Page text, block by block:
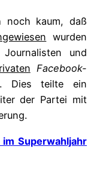
noch kaum, daß
wurden
und
Facebook-
. Dies teilte ein
der Partei mit
Superwahljahr